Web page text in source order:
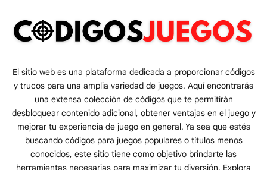
El sitio web es una plataforma dedicada a proporcionar códigos
y trucos para una amplia variedad de juegos. Aquí encontrarás
una extensa colección de códigos que te permitirán
desbloquear contenido adicional, obtener ventajas en el juego y
mejorar tu experiencia de juego en general. Ya sea que estés
buscando códigos para juegos populares o títulos menos
conocidos, este sitio tiene como objetivo brindarte las
herramientas necesarias para maximizar tu diversión. Explora